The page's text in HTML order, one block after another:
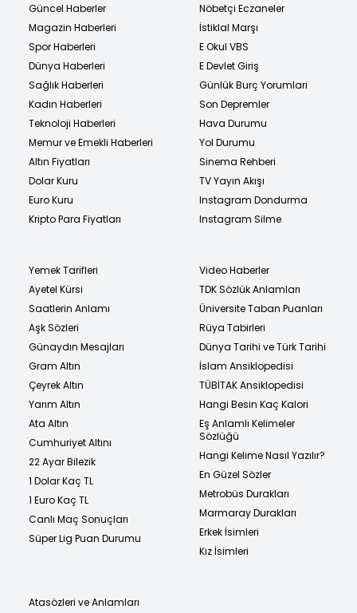
Güncel Haberler
Magazin Haberleri
Spor Haberleri
Dünya Haberleri
Sağlık Haberleri
Kadın Haberleri
Teknoloji Haberleri
Memur ve Emekli Haberleri
Altın Fiyatları
Dolar Kuru
Euro Kuru
Kripto Para Fiyatları
Nöbetçi Eczaneler
İstiklal Marşı
E Okul VBS
E Devlet Giriş
Günlük Burç Yorumları
Son Depremler
Hava Durumu
Yol Durumu
Sinema Rehberi
TV Yayın Akışı
Instagram Dondurma
Instagram Silme
Yemek Tarifleri
Ayetel Kürsi
Saatlerin Anlamı
Aşk Sözleri
Günaydın Mesajları
Gram Altın
Çeyrek Altın
Yarım Altın
Ata Altın
Cumhuriyet Altını
22 Ayar Bilezik
1 Dolar Kaç TL
1 Euro Kaç TL
Canlı Maç Sonuçları
Süper Lig Puan Durumu
Video Haberler
TDK Sözlük Anlamları
Üniversite Taban Puanları
Rüya Tabirleri
Dünya Tarihi ve Türk Tarihi
İslam Ansiklopedisi
TÜBİTAK Ansiklopedisi
Hangi Besin Kaç Kalori
Eş Anlamlı Kelimeler
Sözlüğü
Hangi Kelime Nasıl Yazılır?
En Güzel Sözler
Metrobüs Durakları
Marmaray Durakları
Erkek İsimleri
Kız İsimleri
Atasözleri ve Anlamları